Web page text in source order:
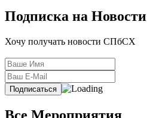
Подписка на Новости
Хочу получать новости СПбСХ